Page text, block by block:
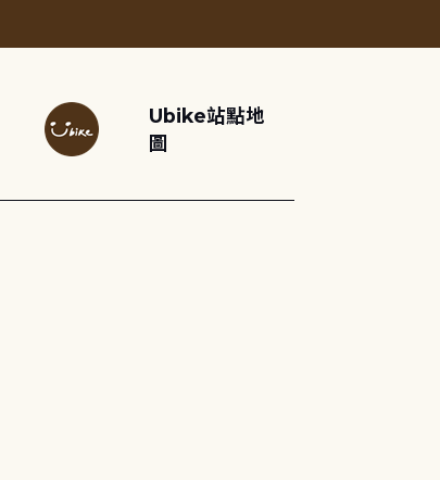
Ubike站點地
圖